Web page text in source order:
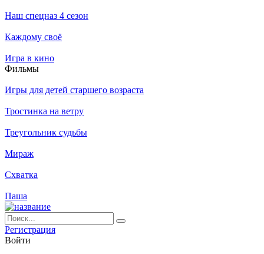
Наш спецназ 4 сезон
Каждому своё
Игра в кино
Филь­мы
Игры для детей старшего возраста
Тростинка на ветру
Треугольник судьбы
Мираж
Схватка
Паша
Ре­ги­ст­ра­ция
Вой­ти